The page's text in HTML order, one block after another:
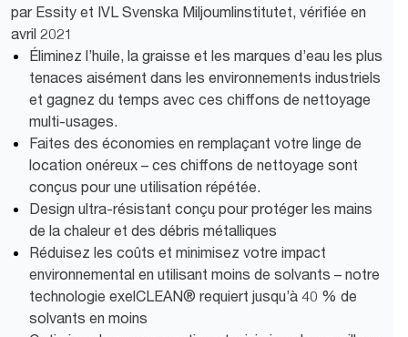
par Essity et IVL Svenska Miljoumlinstitutet, vérifiée en
avril 2021
Éliminez l’huile, la graisse et les marques d’eau les plus
tenaces aisément dans les environnements industriels
et gagnez du temps avec ces chiffons de nettoyage
multi-usages.
Faites des économies en remplaçant votre linge de
location onéreux – ces chiffons de nettoyage sont
conçus pour une utilisation répétée.
Design ultra-résistant conçu pour protéger les mains
de la chaleur et des débris métalliques
Réduisez les coûts et minimisez votre impact
environnemental en utilisant moins de solvants – notre
technologie exelCLEAN® requiert jusqu’à 40 % de
solvants en moins